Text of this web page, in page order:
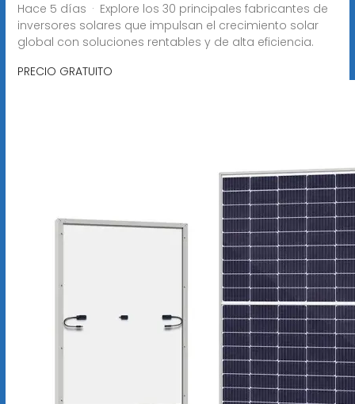
Hace 5 días · Explore los 30 principales fabricantes de
inversores solares que impulsan el crecimiento solar
global con soluciones rentables y de alta eficiencia.
PRECIO GRATUITO